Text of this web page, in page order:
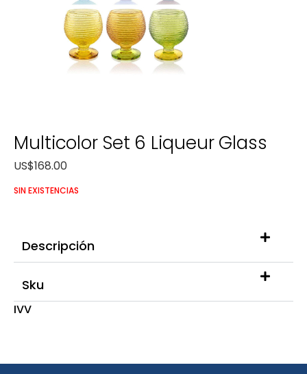
Multicolor Set 6 Liqueur Glass
US$168.00
SIN EXISTENCIAS
Descripción
Sku
IVV